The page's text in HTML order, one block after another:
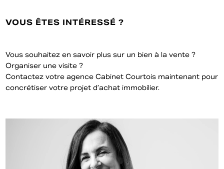
VOUS ÊTES INTÉRESSÉ ?
Vous souhaitez en savoir plus sur un bien à la vente ?
Organiser une visite ?
Contactez votre agence Cabinet Courtois maintenant pour
concrétiser votre projet d’achat immobilier.